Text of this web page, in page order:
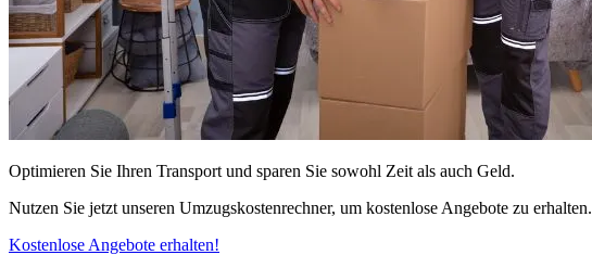
Optimieren Sie Ihren Transport und sparen Sie sowohl Zeit als auch Geld.
Nutzen Sie jetzt unseren Umzugskostenrechner, um kostenlose Angebote zu erhalten.
Kostenlose Angebote erhalten!